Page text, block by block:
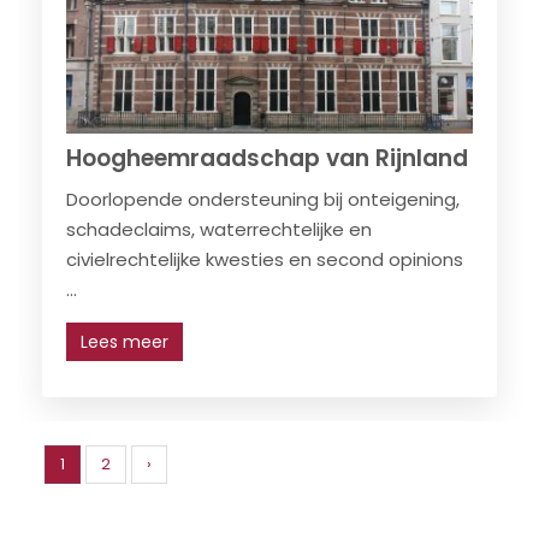
Hoogheemraadschap van Rijnland
Doorlopende ondersteuning bij onteigening,
schadeclaims, waterrechtelijke en
civielrechtelijke kwesties en second opinions
...
Lees meer
1 2 ›